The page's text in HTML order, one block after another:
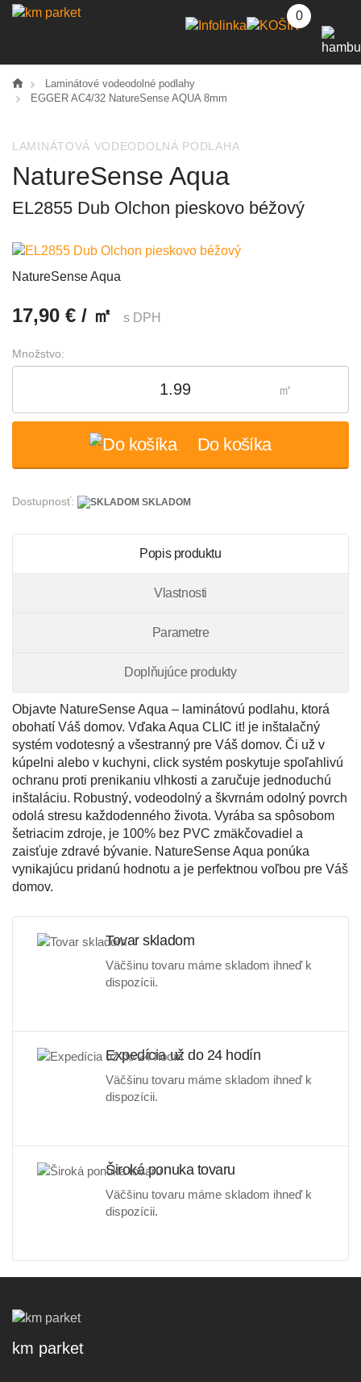
Laminátové vodeodolné podlahy
EGGER AC4/32 NatureSense AQUA 8mm
LAMINÁTOVÁ VODEODOLNÁ PODLAHA
NatureSense Aqua
EL2855 Dub Olchon pieskovo béžový
NatureSense Aqua
17,90 € / ㎡ s DPH
Množstvo:
㎡
Do košíka
Dostupnosť: SKLADOM
Popis produktu
Vlastnosti
Parametre
Doplňujúce produkty
Objavte NatureSense Aqua – laminátovú podlahu, ktorá
obohatí Váš domov. Vďaka Aqua CLIC it! je inštalačný
systém vodotesný a všestranný pre Váš domov. Či už v
kúpelni alebo v kuchyni, click systém poskytuje spoľahlivú
ochranu proti prenikaniu vlhkosti a zaručuje jednoduchú
inštaláciu. Robustný, vodeodolný a škvrnám odolný povrch
odolá stresu každodenného života. Vyrába sa spôsobom
šetriacim zdroje, je 100% bez PVC zmäkčovadiel a
zaisťuje zdravé bývanie. NatureSense Aqua ponúka
vynikajúcu pridanú hodnotu a je perfektnou voľbou pre Váš
domov.
Tovar skladom
Väčšinu tovaru máme skladom ihneď k
dispozícii.
Expedícia už do 24 hodín
Väčšinu tovaru máme skladom ihneď k
dispozícii.
Široká ponuka tovaru
Väčšinu tovaru máme skladom ihneď k
dispozícii.
km parket
0